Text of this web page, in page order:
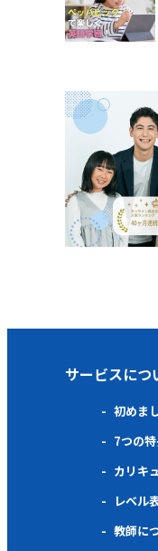
サービスにつ
初めま
7つの
カリキ
レベル
教師に